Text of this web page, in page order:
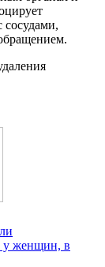
у женщин, в